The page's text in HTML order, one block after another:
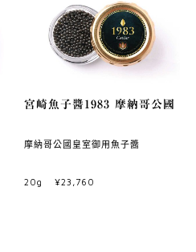
宮崎魚子醬1983 摩納哥公國
摩納哥公國皇室御用魚子醬
20g ¥23,760